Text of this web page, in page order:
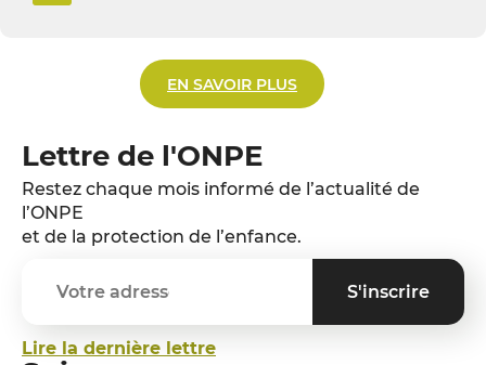
EN SAVOIR PLUS
Lettre de l'ONPE
Restez chaque mois informé de l’actualité de
l’ONPE
et de la protection de l’enfance.
Lire la dernière lettre